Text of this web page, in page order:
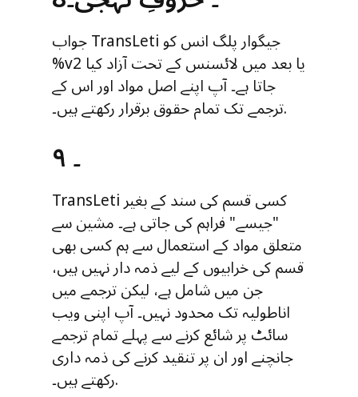
جواب TransLeti جیگوار پلگ انس کو
%v2 یا بعد میں لائسنس کے تحت آزاد کیا
جاتا ہے۔ آپ اپنے اصل مواد اور اس کے
ترجمے تک تمام حقوق برقرار رکھتے ہیں۔.
۹ ۔
TransLeti کسی قسم کی سند کے بغیر
"جیسے" فراہم کی جاتی ہے۔ مشین سے
متعلق مواد کے استعمال سے ہم کسی بھی
قسم کی خرابیوں کے لیے ذمہ دار نہیں ہیں،
جن میں شامل ہے، لیکن ترجمے میں
اناطولیہ تک محدود نہیں۔ آپ اپنی ویب
سائٹ پر شائع کرنے سے پہلے تمام ترجمے
جانچنے اور ان پر تنقید کرنے کی ذمہ داری
رکھتے ہیں۔.